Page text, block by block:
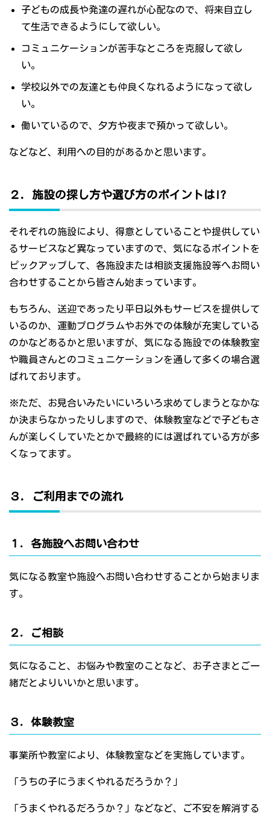
子どもの成長や発達の遅れが心配なので、将来自立し
て生活できるようにして欲しい。
コミュニケーションが苦手なところを克服して欲し
い。
学校以外での友達とも仲良くなれるようになって欲し
い。
働いているので、夕方や夜まで預かって欲しい。
などなど、利用への目的があるかと思います。
２．施設の探し方や選び方のポイントは!?
それぞれの施設により、得意としていることや提供してい
るサービスなど異なっていますので、気になるポイントを
ピックアップして、各施設または相談支援施設等へお問い
合わせすることから皆さん始まっています。
もちろん、送迎であったり平日以外もサービスを提供して
いるのか、運動プログラムやお外での体験が充実している
のかなどあるかと思いますが、気になる施設での体験教室
や職員さんとのコミュニケーションを通して多くの場合選
ばれております。
※ただ、お見合いみたいにいろいろ求めてしまうとなかな
か決まらなかったりしますので、体験教室などで子どもさ
んが楽しくしていたとかで最終的には選ばれている方が多
くなってます。
３．ご利用までの流れ
１．各施設へお問い合わせ
気になる教室や施設へお問い合わせすることから始まりま
す。
２．ご相談
気になること、お悩みや教室のことなど、お子さまとご一
緒だとよりいいかと思います。
３．体験教室
事業所や教室により、体験教室などを実施しています。
「うちの子にうまくやれるだろうか？」
「うまくやれるだろうか？」などなど、ご不安を解消する